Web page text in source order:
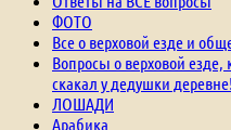
ФОТО
Все о верховой езде и
Вопросы о верховой
скакал у дедушки
ЛОШАДИ
Арабика